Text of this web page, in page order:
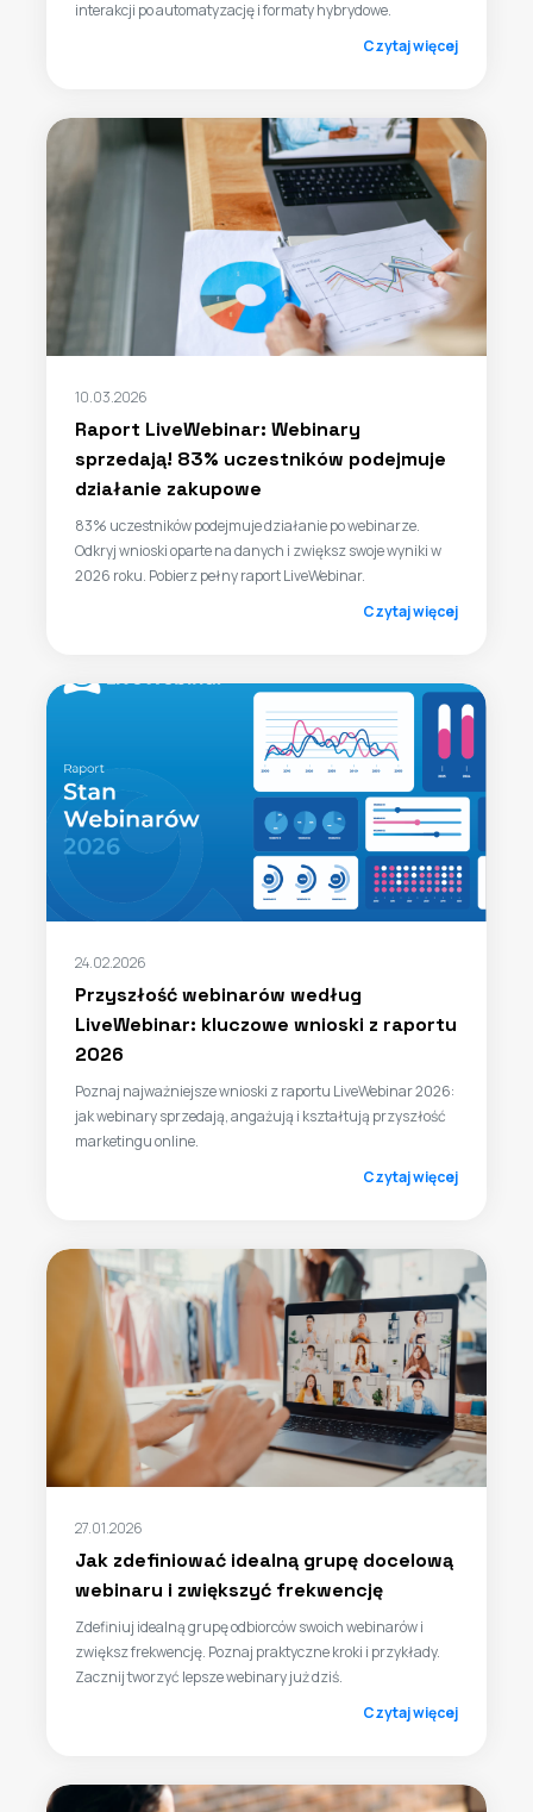
interakcji po automatyzację i formaty hybrydowe.
Czytaj więcej
10.03.2026
Raport LiveWebinar: Webinary
sprzedają! 83% uczestników podejmuje
działanie zakupowe
83% uczestników podejmuje działanie po webinarze.
Odkryj wnioski oparte na danych i zwiększ swoje wyniki w
2026 roku. Pobierz pełny raport LiveWebinar.
Czytaj więcej
24.02.2026
Przyszłość webinarów według
LiveWebinar: kluczowe wnioski z raportu
2026
Poznaj najważniejsze wnioski z raportu LiveWebinar 2026:
jak webinary sprzedają, angażują i kształtują przyszłość
marketingu online.
Czytaj więcej
27.01.2026
Jak zdefiniować idealną grupę docelową
webinaru i zwiększyć frekwencję
Zdefiniuj idealną grupę odbiorców swoich webinarów i
zwiększ frekwencję. Poznaj praktyczne kroki i przykłady.
Zacznij tworzyć lepsze webinary już dziś.
Czytaj więcej